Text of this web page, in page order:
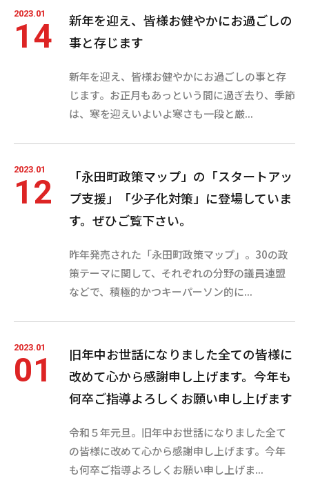
2023.01
14
新年を迎え、皆様お健やかにお過ごしの
事と存じます
新年を迎え、皆様お健やかにお過ごしの事と存
じます。お正月もあっという間に過ぎ去り、季節
は、寒を迎えいよいよ寒さも一段と厳...
2023.01
12
「永田町政策マップ」の「スタートアッ
プ支援」「少子化対策」に登場していま
す。ぜひご覧下さい。
昨年発売された「永田町政策マップ」。30の政
策テーマに関して、それぞれの分野の議員連盟
などで、積極的かつキーパーソン的に...
2023.01
01
旧年中お世話になりました全ての皆様に
改めて心から感謝申し上げます。今年も
何卒ご指導よろしくお願い申し上げます
令和５年元旦。旧年中お世話になりました全て
の皆様に改めて心から感謝申し上げます。今年
も何卒ご指導よろしくお願い申し上げま...